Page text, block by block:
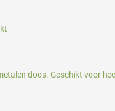
doos. Geschikt voor